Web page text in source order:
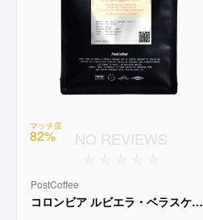
マッチ度
82% NO REVIEWS
PostCoffee
コロンビア ルビエラ・ベラスケス